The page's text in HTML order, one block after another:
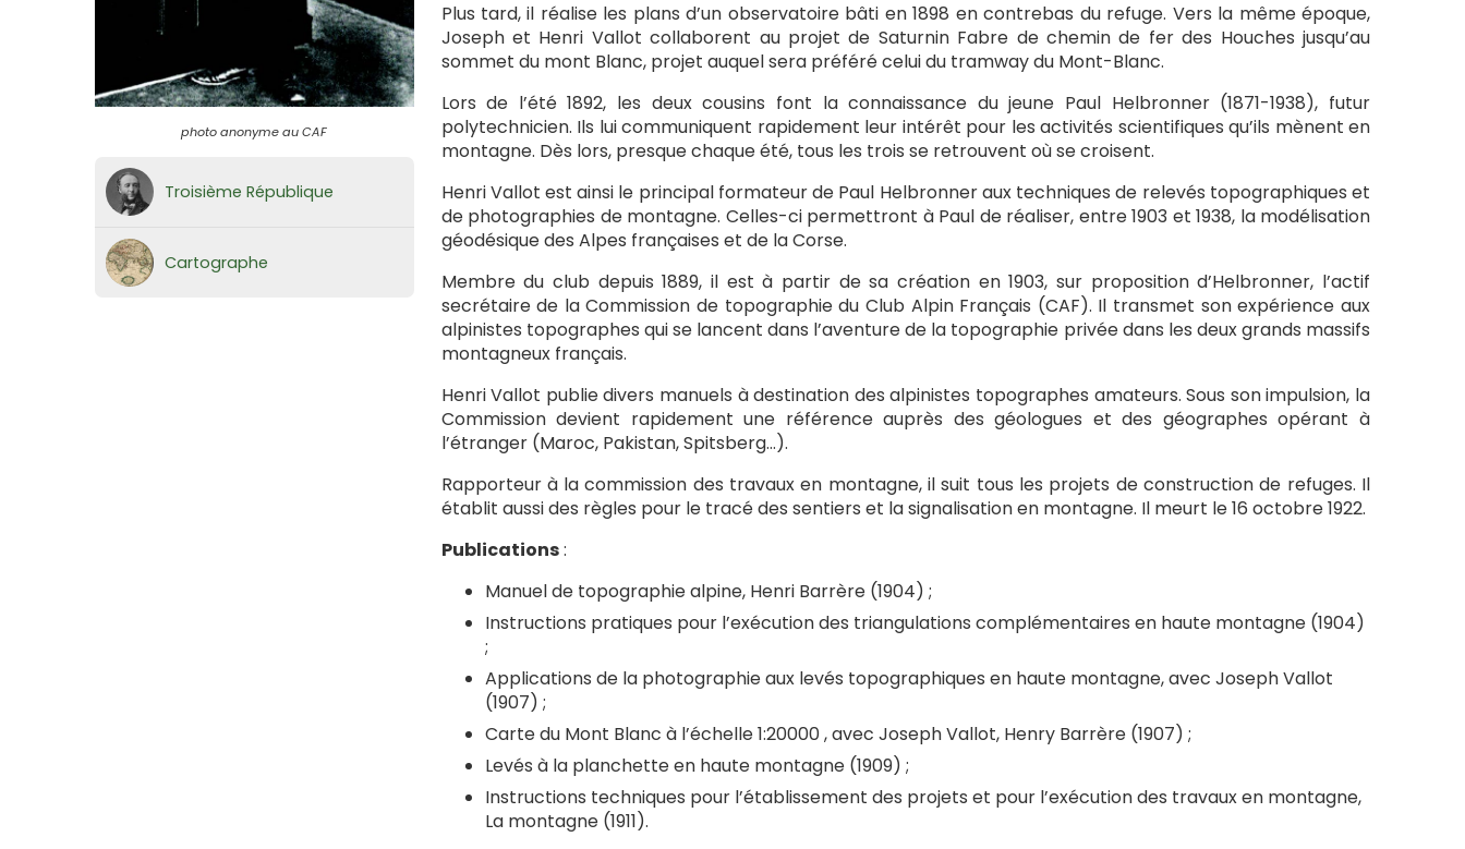
photo anonyme au CAF
Troisième République
Cartographe
Plus tard, il réalise les plans d’un observatoire bâti en 1898 en contrebas du refuge. Vers la même époque,
Joseph et Henri Vallot collaborent au projet de Saturnin Fabre de chemin de fer des Houches jusqu’au
sommet du mont Blanc, projet auquel sera préféré celui du tramway du Mont-Blanc.
Lors de l’été 1892, les deux cousins font la connaissance du jeune Paul Helbronner (1871-1938), futur
polytechnicien. Ils lui communiquent rapidement leur intérêt pour les activités scientifiques qu’ils mènent en
montagne. Dès lors, presque chaque été, tous les trois se retrouvent où se croisent.
Henri Vallot est ainsi le principal formateur de Paul Helbronner aux techniques de relevés topographiques et
de photographies de montagne. Celles-ci permettront à Paul de réaliser, entre 1903 et 1938, la modélisation
géodésique des Alpes françaises et de la Corse.
Membre du club depuis 1889, il est à partir de sa création en 1903, sur proposition d’Helbronner, l’actif
secrétaire de la Commission de topographie du Club Alpin Français (CAF). Il transmet son expérience aux
alpinistes topographes qui se lancent dans l’aventure de la topographie privée dans les deux grands massifs
montagneux français.
Henri Vallot publie divers manuels à destination des alpinistes topographes amateurs. Sous son impulsion, la
Commission devient rapidement une référence auprès des géologues et des géographes opérant à
l’étranger (Maroc, Pakistan, Spitsberg…).
Rapporteur à la commission des travaux en montagne, il suit tous les projets de construction de refuges. Il
établit aussi des règles pour le tracé des sentiers et la signalisation en montagne. Il meurt le 16 octobre 1922.
Publications:
Manuel de topographie alpine, Henri Barrère (1904) ;
Instructions pratiques pour l’exécution des triangulations complémentaires en haute montagne (1904)
;
Applications de la photographie aux levés topographiques en haute montagne, avec Joseph Vallot
(1907) ;
Carte du Mont Blanc à l’échelle 1:20000 , avec Joseph Vallot, Henry Barrère (1907) ;
Levés à la planchette en haute montagne (1909) ;
Instructions techniques pour l’établissement des projets et pour l’exécution des travaux en montagne,
La montagne (1911).